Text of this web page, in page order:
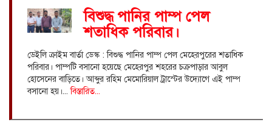
বিশুদ্ধ পানির পাম্প পেল
শতাধিক পরিবার।
ডেইলি ক্রাইম বার্তা ডেস্ক : বিশুদ্ধ পানির পাম্প পেল মেহেরপুরের শতাধিক
পরিবার। পাম্পটি বসানো হয়েছে মেহেরপুর শহরের চক্রপাড়ার আবুল
হোসেনের বাড়িতে। আব্দুর রহিম মেমোরিয়াল ট্রাস্টের উদ্যোগে এই পাম্প
বসানো হয়।...বিস্তারিত...